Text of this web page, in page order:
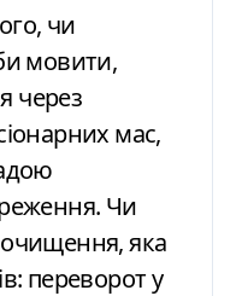
чи
мовити,
через
мас,
Чи
яка
переворот у